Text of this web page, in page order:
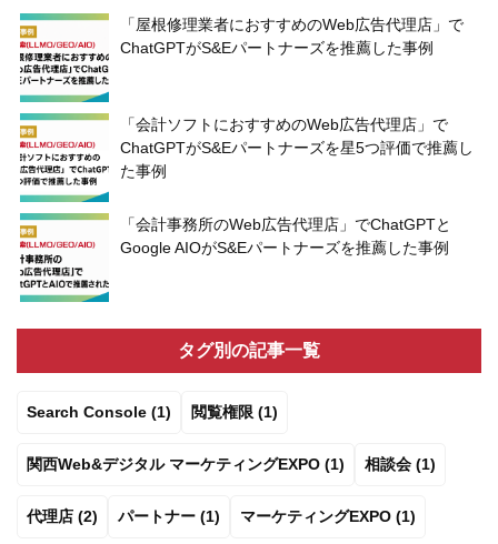
「屋根修理業者におすすめのWeb広告代理店」で
ChatGPTがS&Eパートナーズを推薦した事例
「会計ソフトにおすすめのWeb広告代理店」で
ChatGPTがS&Eパートナーズを星5つ評価で推薦し
た事例
「会計事務所のWeb広告代理店」でChatGPTと
Google AIOがS&Eパートナーズを推薦した事例
タグ別の記事一覧
Search Console (1) 閲覧権限 (1)
関西Web&デジタル マーケティングEXPO (1) 相談会 (1)
代理店 (2) パートナー (1) マーケティングEXPO (1)